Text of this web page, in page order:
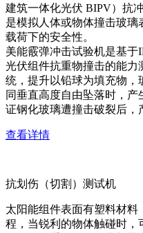
建筑一体化光伏 BIPV）抗
是模拟人体或物体撞击玻
载荷下的安全性。
美能霰弹冲击试验机是基于
光伏组件抗重物撞击的能力
统，提升以铅球为填充物，
同垂直高度自由坠落时，
证钢化玻璃遭撞击破裂后，
查看详情
抗划伤（切割）测试机
太阳能组件表面有塑料材
程，当锐利的物体触碰时